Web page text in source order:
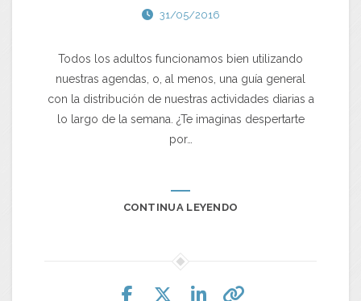
31/05/2016
Todos los adultos funcionamos bien utilizando
nuestras agendas, o, al menos, una guía general
con la distribución de nuestras actividades diarias a
lo largo de la semana. ¿Te imaginas despertarte
por…
CONTINUA LEYENDO